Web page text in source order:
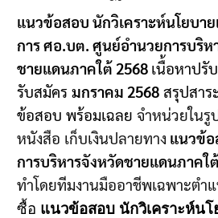
แนวข้อสอบ นักวิเคราะห์นโยบา
การ ศอ.บต. ศูนย์อำนวยการบริห
ชายแดนภาคใต้ 2568 เนื้อหาปรั
รับสมัครมกราคม 2568 สรุปสา
ข้อสอบ พร้อมเฉลย จำหน่วยในรู
หนังสือ เก็บเงินปลายทาง แนวข้
การบริหารจังหวัดชายแดนภาค
ทำโดยทีมงานมืออาชีพเฉพาะตำ
ซื้อ แนวข้อสอบ นักวิเคราะห์น